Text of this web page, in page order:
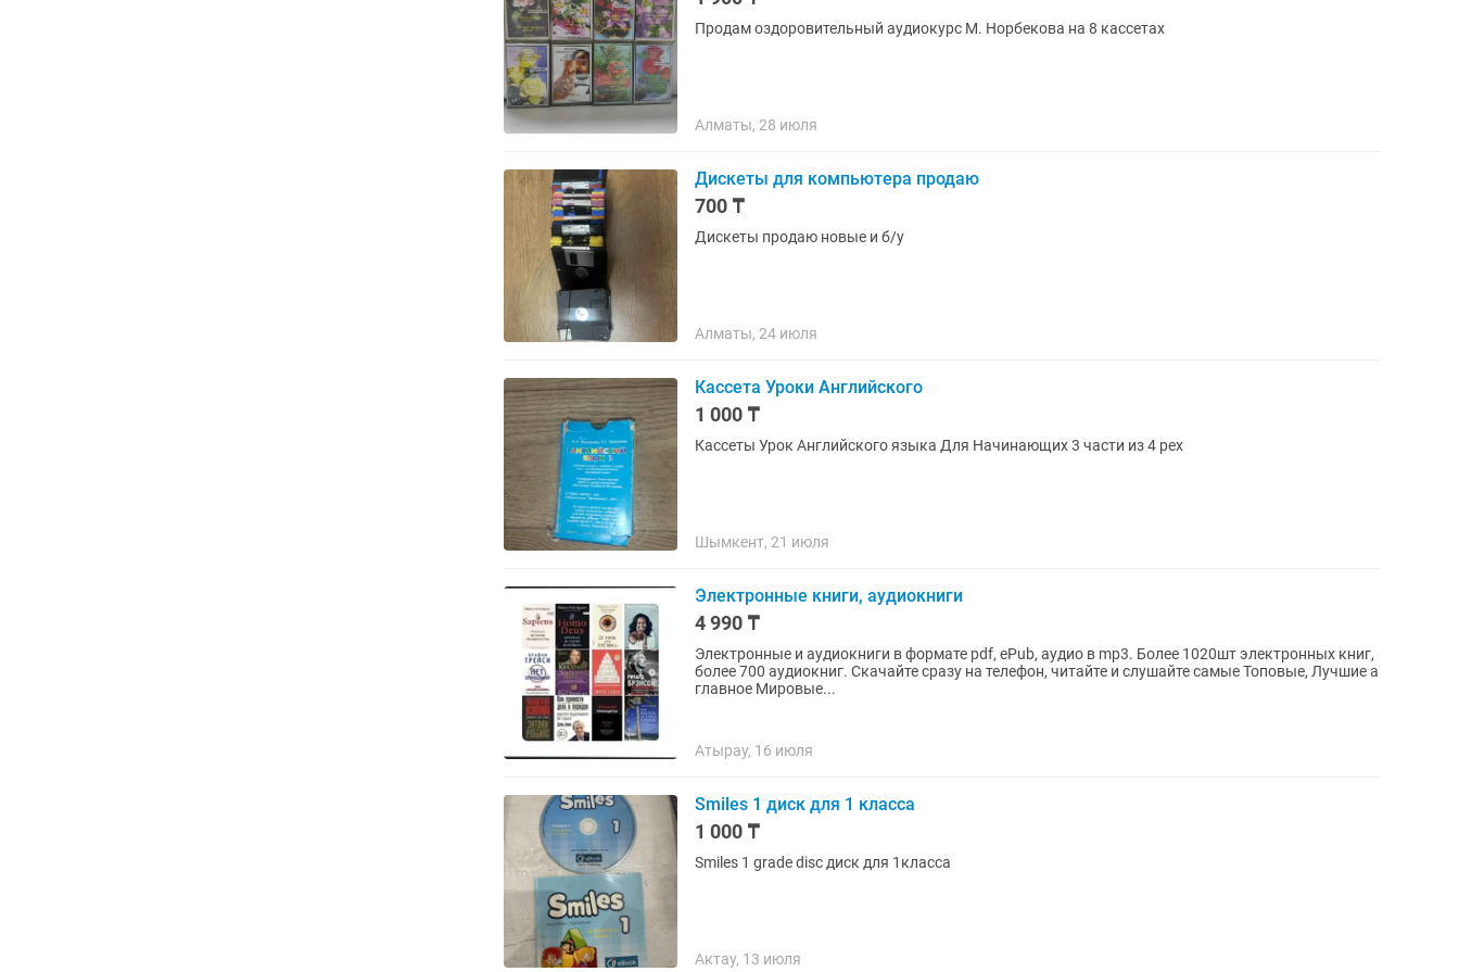
Продам оздоровительный аудиокурс М. Норбекова на 8 кассетах
Алматы, 28 июля
Дискеты для компьютера продаю
700 ₸
Дискеты продаю новые и б/у
Алматы, 24 июля
Кассета Уроки Английского
1 000 ₸
Кассеты Урок Английского языка Для Начинающих 3 части из 4 рех
Шымкент, 21 июля
Электронные книги, аудиокниги
4 990 ₸
Электронные и аудиокниги в формате pdf, ePub, аудио в mp3. Более 1020шт электронных книг,
более 700 аудиокниг. Скачайте сразу на телефон, читайте и слушайте самые Топовые, Лучшие а
главное Мировые...
Атырау, 16 июля
Smiles 1 диск для 1 класса
1 000 ₸
Smiles 1 grade disc диск для 1класса
Актау, 13 июля